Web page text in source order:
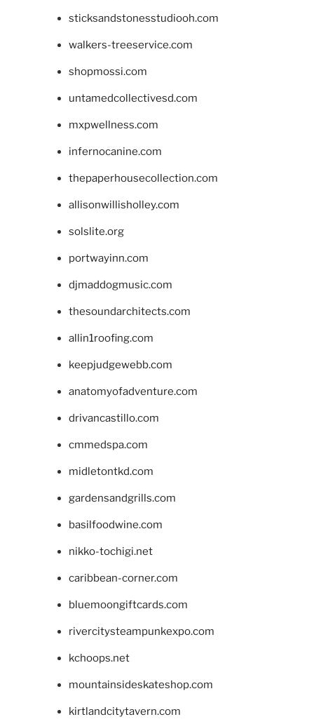
sticksandstonesstudiooh.com
walkers-treeservice.com
shopmossi.com
untamedcollectivesd.com
mxpwellness.com
infernocanine.com
thepaperhousecollection.com
allisonwillisholley.com
solslite.org
portwayinn.com
djmaddogmusic.com
thesoundarchitects.com
allin1roofing.com
keepjudgewebb.com
anatomyofadventure.com
drivancastillo.com
cmmedspa.com
midletontkd.com
gardensandgrills.com
basilfoodwine.com
nikko-tochigi.net
caribbean-corner.com
bluemoongiftcards.com
rivercitysteampunkexpo.com
kchoops.net
mountainsideskateshop.com
kirtlandcitytavern.com